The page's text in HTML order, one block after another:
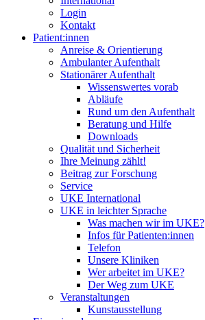
Login
Kontakt
Patient:innen
Anreise & Orientierung
Ambulanter Aufenthalt
Stationärer Aufenthalt
Wissenswertes vorab
Abläufe
Rund um den Aufenthalt
Beratung und Hilfe
Downloads
Qualität und Sicherheit
Ihre Meinung zählt!
Beitrag zur Forschung
Service
UKE International
UKE in leichter Sprache
Was machen wir im UKE?
Infos für Patienten:innen
Telefon
Unsere Kliniken
Wer arbeitet im UKE?
Der Weg zum UKE
Veranstaltungen
Kunstausstellung